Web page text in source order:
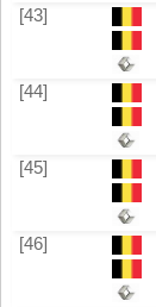
[43]
[44]
[45]
[46]